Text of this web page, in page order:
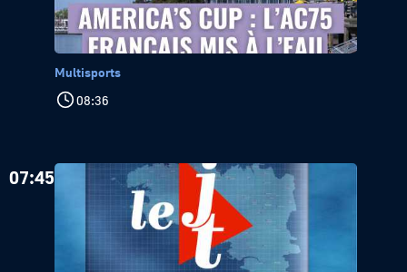
Multisports
08:36
07:45